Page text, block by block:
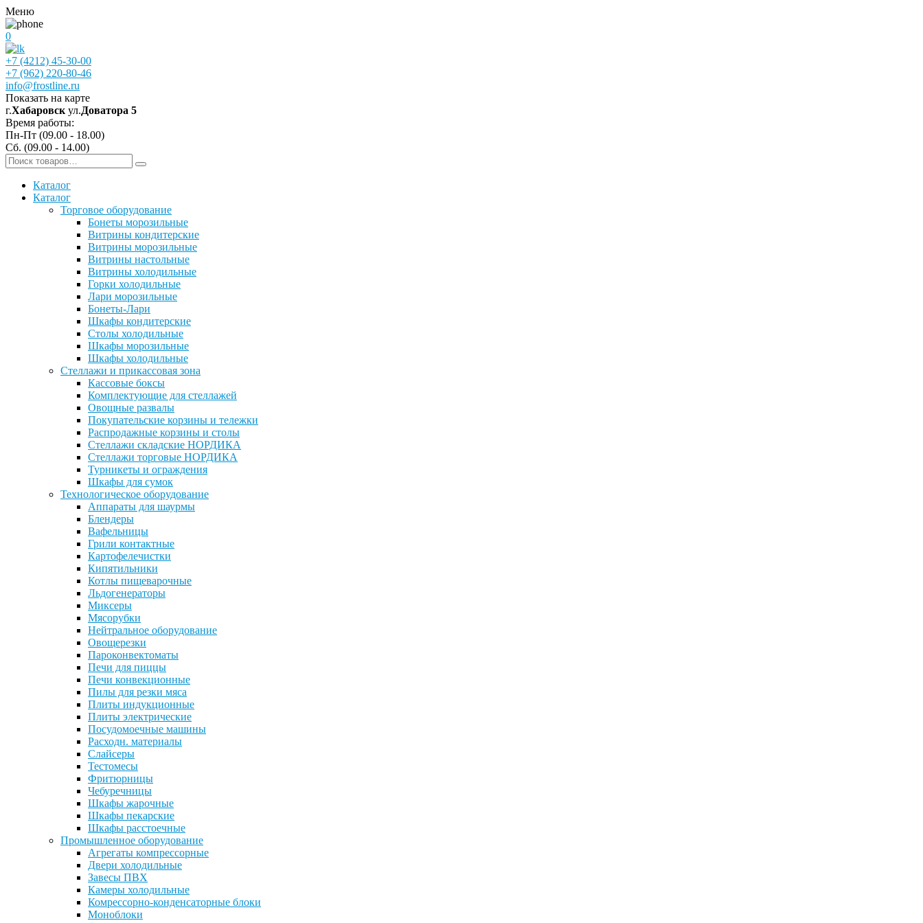
Меню
0
+7 (4212) 45-30-00
+7 (962) 220-80-46
info@frostline.ru
Показать на карте
г.Хабаровск ул.Доватора 5
Время работы:
Пн-Пт (09.00 - 18.00)
Сб. (09.00 - 14.00)
Каталог
Каталог
Торговое оборудование
Бонеты морозильные
Витрины кондитерские
Витрины морозильные
Витрины настольные
Витрины холодильные
Горки холодильные
Лари морозильные
Бонеты-Лари
Шкафы кондитерские
Столы холодильные
Шкафы морозильные
Шкафы холодильные
Стеллажи и прикассовая зона
Кассовые боксы
Комплектующие для стеллажей
Овощные развалы
Покупательские корзины и тележки
Распродажные корзины и столы
Стеллажи складские НОРДИКА
Стеллажи торговые НОРДИКА
Турникеты и ограждения
Шкафы для сумок
Технологическое оборудование
Аппараты для шаурмы
Блендеры
Вафельницы
Грили контактные
Картофелечистки
Кипятильники
Котлы пищеварочные
Льдогенераторы
Миксеры
Мясорубки
Нейтральное оборудование
Овощерезки
Пароконвектоматы
Печи для пиццы
Печи конвекционные
Пилы для резки мяса
Плиты индукционные
Плиты электрические
Посудомоечные машины
Расходн. материалы
Слайсеры
Тестомесы
Фритюрницы
Чебуречницы
Шкафы жарочные
Шкафы пекарские
Шкафы расстоечные
Промышленное оборудование
Агрегаты компрессорные
Двери холодильные
Завесы ПВХ
Камеры холодильные
Комрессорно-конденсаторные блоки
Моноблоки